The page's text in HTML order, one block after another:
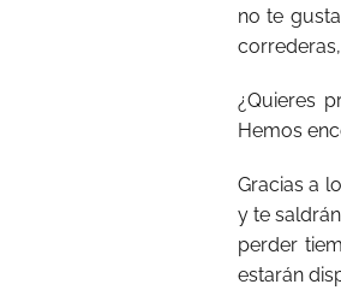
no te
¿Quieres
Hemos
Gracias a
y te
perder
estarán